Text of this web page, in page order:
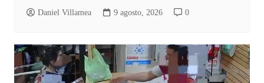
Daniel Villamea 9 agosto, 2026 0